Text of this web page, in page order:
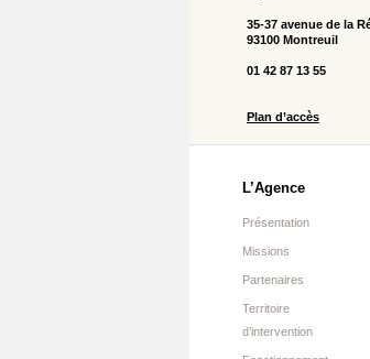
35-37 avenue de la
93100 Montreuil
01 42 87 13 55
Plan d’accès
L’Agence
Présentation
Missions
Partenaires
Territoire
d’intervention